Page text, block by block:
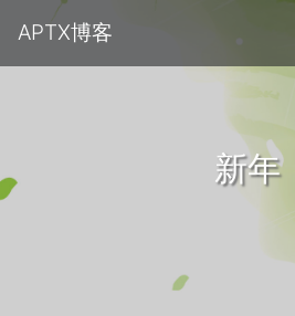
APTX博客
新年